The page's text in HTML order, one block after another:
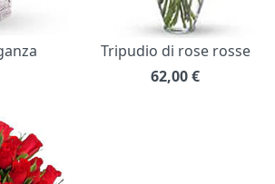
Tripudio di rose rosse
62,00€